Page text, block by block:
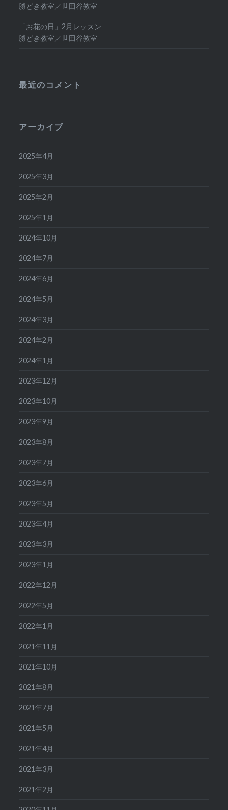
勝どき教室／世田谷教室
「お花の日」2月レッスン
勝どき教室／世田谷教室
最近のコメント
アーカイブ
2025年4月
2025年3月
2025年2月
2025年1月
2024年10月
2024年7月
2024年6月
2024年5月
2024年3月
2024年2月
2024年1月
2023年12月
2023年10月
2023年9月
2023年8月
2023年7月
2023年6月
2023年5月
2023年4月
2023年3月
2023年1月
2022年12月
2022年5月
2022年1月
2021年11月
2021年10月
2021年8月
2021年7月
2021年5月
2021年4月
2021年3月
2021年2月